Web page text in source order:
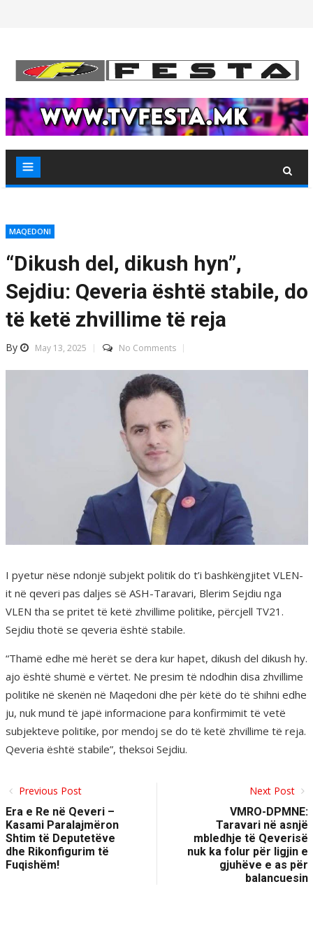
MAQEDONI
“Dikush del, dikush hyn”,
Sejdiu: Qeveria është stabile, do
të ketë zhvillime të reja
By May 13, 2025 No Comments
I pyetur nëse ndonjë subjekt politik do t’i bashkëngjitet VLEN-
it në qeveri pas daljes së ASH-Taravari, Blerim Sejdiu nga
VLEN tha se pritet të ketë zhvillime politike, përcjell TV21.
Sejdiu thotë se qeveria është stabile.
“Thamë edhe më herët se dera kur hapet, dikush del dikush hy.
ajo është shumë e vërtet. Ne presim të ndodhin disa zhvillime
politike në skenën në Maqedoni dhe për këtë do të shihni edhe
ju, nuk mund të japë informacione para konfirmimit të vetë
subjekteve politike, por mendoj se do të ketë zhvillime të reja.
Qeveria është stabile”, theksoi Sejdiu.
Previous Post
Era e Re në Qeveri –
Kasami Paralajmëron
Shtim të Deputetëve
dhe Rikonfigurim të
Fuqishëm!
Next Post
VMRO-DPMNE:
Taravari në asnjë
mbledhje të Qeverisë
nuk ka folur për ligjin e
gjuhëve e as për
balancuesin